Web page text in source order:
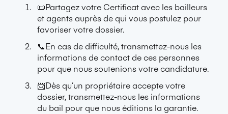
📜Partagez votre Certificat avec les bailleurs
et agents auprès de qui vous postulez pour
favoriser votre dossier.
📞En cas de difficulté, transmettez-nous les
informations de contact de ces personnes
pour que nous soutenions votre candidature.
📨Dès qu’un propriétaire accepte votre
dossier, transmettez-nous les informations
du bail pour que nous éditions la garantie.